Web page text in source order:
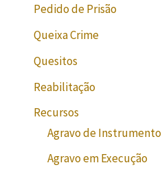
Pedido de Prisão
Queixa Crime
Quesitos
Reabilitação
Recursos
Agravo de Instrumento
Agravo em Execução